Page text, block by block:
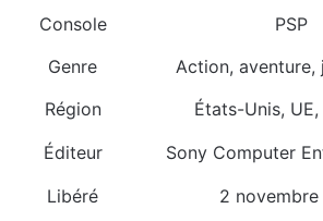
Console
PSP
Genre
Action, aventure,
Région
États-Unis, UE,
Éditeur
Sony Computer
Libéré
2 novembre